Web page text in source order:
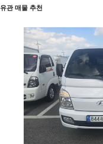
유관 매물 추천